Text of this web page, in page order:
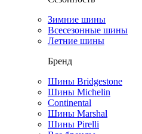
Зимние шины
Всесезонные шины
Летние шины
Бренд
Шины Bridgestone
Шины Michelin
Continental
Шины Marshal
Шины Pirelli